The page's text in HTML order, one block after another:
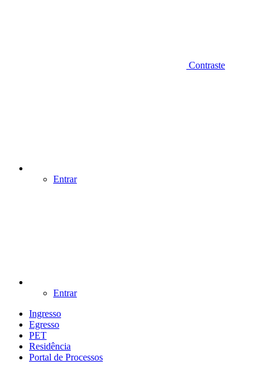
Contraste
Entrar
Entrar
Ingresso
Egresso
PET
Residência
Portal de Processos